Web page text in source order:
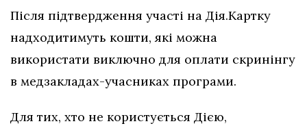
Після підтвердження участі на Дія.Картку
надходитимуть кошти, які можна
використати виключно для оплати скринінгу
в медзакладах-учасниках програми.
Для тих, хто не користується Дією,